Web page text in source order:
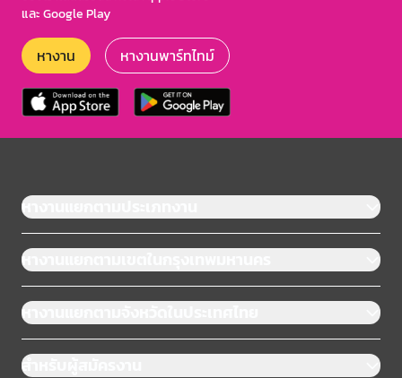
และ Google Play
หางาน หางานพาร์ทไทม์
หางานแยกตามประเภทงาน
หางานแยกตามเขตในกรุงเทพมหานคร
หางานแยกตามจังหวัดในประเทศไทย
สำหรับผู้สมัครงาน